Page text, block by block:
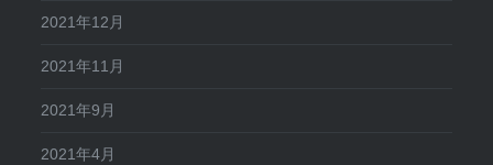
2021年12月
2021年11月
2021年9月
2021年4月